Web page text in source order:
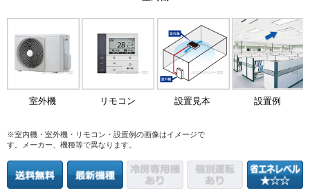
室外機 リモコン 設置見本 設置例
※室内機・室外機・リモコン・設置例の画像はイメージで
す。メーカー、機種等で異なります。